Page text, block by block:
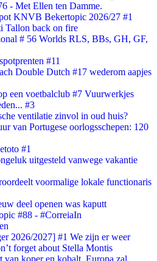
- Met Ellen ten Damme.
KNVB Bekertopic 2026/27 #1
Tallon back on fire
# 56 Worlds RLS, BBs, GH, GF,
#11
Double Dutch #17 wederom aapjes
een voetbalclub #7 Vuurwerkjes
#3
ventilatie zinvol in oud huis?
van Portugese oorlogsschepen: 120
#1
uitgesteld vanwege vakantie
voormalige lokale functionaris
deel openen was kaputt
#88 - #CorreiaIn
2026/2027] #1 We zijn er weer
forget about Stella Montis
van koper en kobalt, Europa zal